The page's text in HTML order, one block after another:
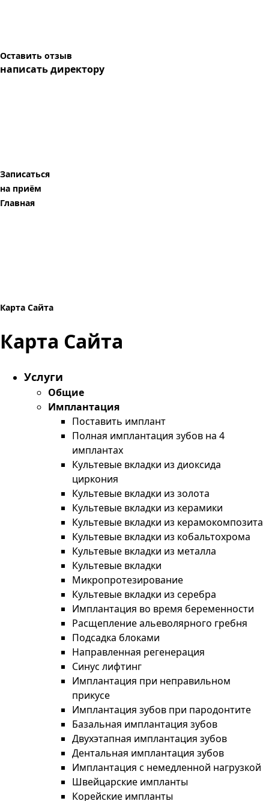
Оставить отзыв
написать директору
Записаться
на приём
Главная
Карта Сайта
Карта Сайта
Услуги
Общие
Имплантация
Поставить имплант
Полная имплантация зубов на 4
имплантах
Культевые вкладки из диоксида
циркония
Культевые вкладки из золота
Культевые вкладки из керамики
Культевые вкладки из керамокомпозита
Культевые вкладки из кобальтохрома
Культевые вкладки из металла
Культевые вкладки
Микропротезирование
Культевые вкладки из серебра
Имплантация во время беременности
Расщепление альеволярного гребня
Подсадка блоками
Направленная регенерация
Синус лифтинг
Имплантация при неправильном
прикусе
Имплантация зубов при пародонтите
Базальная имплантация зубов
Двухэтапная имплантация зубов
Дентальная имплантация зубов
Имплантация с немедленной нагрузкой
Швейцарские импланты
Корейские импланты